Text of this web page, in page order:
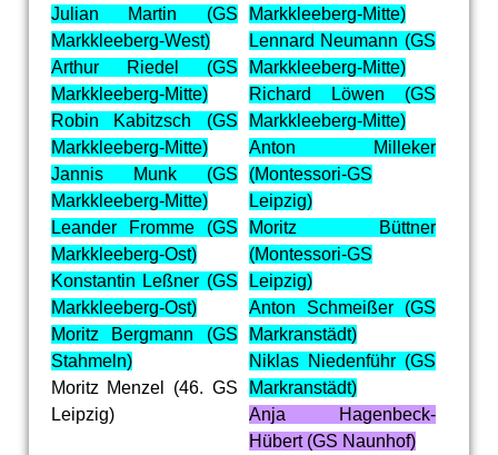
Julian Martin (GS
Markkleeberg-West)
Arthur Riedel (GS
Markkleeberg-Mitte)
Robin Kabitzsch (GS
Markkleeberg-Mitte)
Jannis Munk (GS
Markkleeberg-Mitte)
Leander Fromme (GS
Markkleeberg-Ost)
Konstantin Leßner (GS
Markkleeberg-Ost)
Moritz Bergmann (GS
Stahmeln)
Moritz Menzel (46. GS
Leipzig)
Markkleeberg-Mitte)
Lennard Neumann (GS
Markkleeberg-Mitte)
Richard Löwen (GS
Markkleeberg-Mitte)
Anton Milleker
(Montessori-GS
Leipzig)
Moritz Büttner
(Montessori-GS
Leipzig)
Anton Schmeißer (GS
Markranstädt)
Niklas Niedenführ (GS
Markranstädt)
Anja Hagenbeck-
Hübert (GS Naunhof)